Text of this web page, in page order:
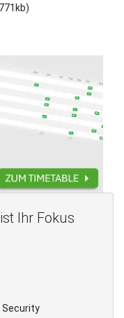
Ihr Fokus
Security